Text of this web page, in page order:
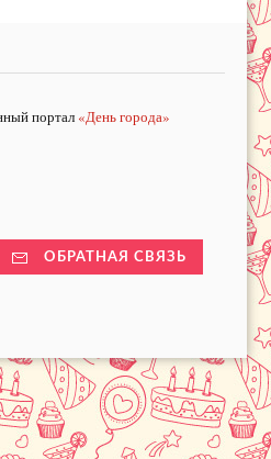
портал «День города»
ОБРАТНАЯ СВЯЗЬ